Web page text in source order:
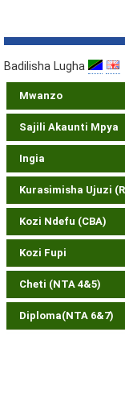
Badilisha Lugha
Mwanzo
Sajili Akaunti Mpya
Ingia
Kurasimisha Ujuzi
Kozi Ndefu (CBA)
Kozi Fupi
Cheti (NTA 4&5)
Diploma(NTA 6&7)